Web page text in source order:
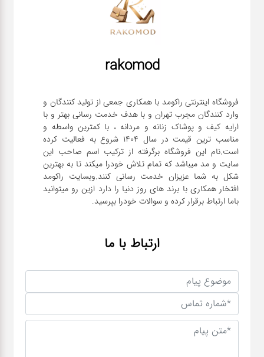
rakomod
فروشگاه اینترنتی راکومد با همکاری جمعی از تولید کنندگان و
وارد کنندگان مجرب تهران و با هدف خدمت رسانی بهتر و با
ارایه کیف و پوشاک زنانه و مردانه ، با کمترین واسطه و
مناسب ترین قیمت در سال 1404 شروع به فعالیت کرده
است.نام این فروشگاه برگرفته از ترکیب اسم صاحب این
سایت و مد میباشد که تمام تلاش خودرا میکند تا به بهترین
شکل به شما عزیزان خدمت رسانی کنند.وبسایت راکومد
افتخار همکاری با برند های روز دنیا را دارد ازین رو میتوانید
باما ارتباط برقرار کرده و سوالات خودرا بپرسید.
ارتباط با ما